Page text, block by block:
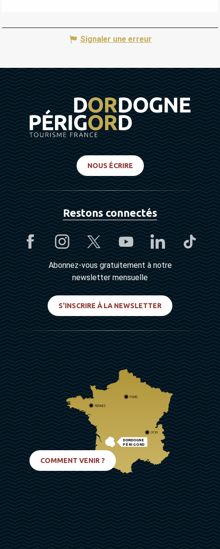
Signaler une erreur
NOUS ÉCRIRE
Restons connectés
Abonnez-vous gratuitement à notre
newsletter mensuelle
S'INSCRIRE À LA NEWSLETTER
DORDOGNE
PÉRIGORD
PARIS
RENNES
LYON
COMMENT VENIR ?